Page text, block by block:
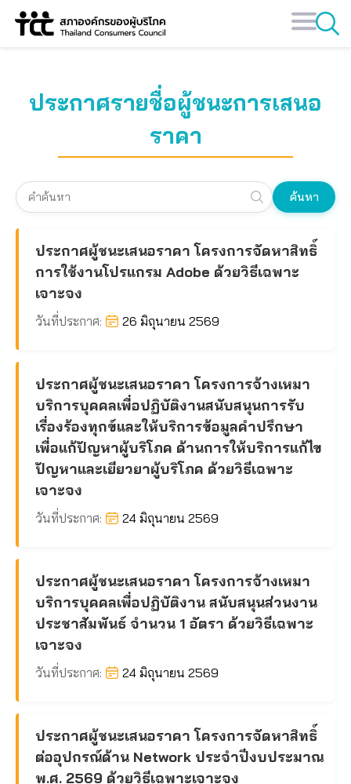
Skip
ประกาศรายชื่อผู้ชนะการเสนอ
ราคา
ค้นหา
ประกาศผู้ชนะเสนอราคา โครงการจัดหาสิทธิ์
การใช้งานโปรแกรม Adobe ด้วยวิธีเฉพาะ
เจาะจง
วันที่ประกาศ: 26 มิถุนายน 2569
ประกาศผู้ชนะเสนอราคา โครงการจ้างเหมา
บริการบุคคลเพื่อปฏิบัติงานสนับสนุนการรับ
เรื่องร้องทุกข์และให้บริการข้อมูลคำปรึกษา
เพื่อแก้ปัญหาผู้บริโภค ด้านการให้บริการแก้ไข
ปัญหาและเยียวยาผู้บริโภค ด้วยวิธีเฉพาะ
เจาะจง
วันที่ประกาศ: 24 มิถุนายน 2569
ประกาศผู้ชนะเสนอราคา โครงการจ้างเหมา
บริการบุคคลเพื่อปฏิบัติงาน สนับสนุนส่วนงาน
ประชาสัมพันธ์ จำนวน 1 อัตรา ด้วยวิธีเฉพาะ
เจาะจง
วันที่ประกาศ: 24 มิถุนายน 2569
ประกาศผู้ชนะเสนอราคา โครงการจัดหาสิทธิ์
ต่ออุปกรณ์ด้าน Network ประจำปีงบประมาณ
พ.ศ. 2569 ด้วยวิธีเฉพาะเจาะจง